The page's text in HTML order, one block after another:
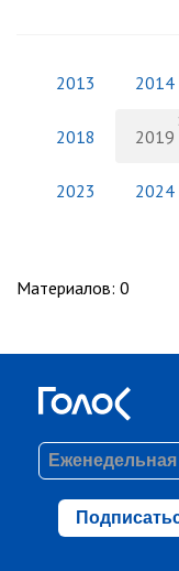
2013 2014
2018 2019
2023 2024
Материалов: 0